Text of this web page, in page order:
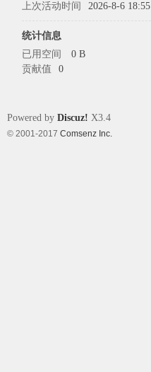
上次活动时间
2026-8-6 18:55
统计信息
已用空间
0 B
贡献值
0
Powered by Discuz! X3.4
© 2001-2017 Comsenz Inc.